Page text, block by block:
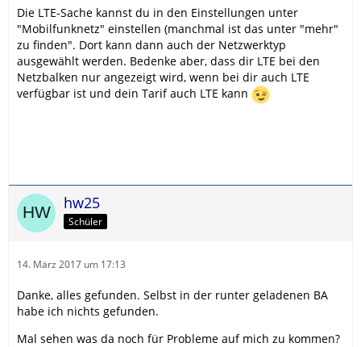
Die LTE-Sache kannst du in den Einstellungen unter
"Mobilfunknetz" einstellen (manchmal ist das unter "mehr"
zu finden". Dort kann dann auch der Netzwerktyp
ausgewählt werden. Bedenke aber, dass dir LTE bei den
Netzbalken nur angezeigt wird, wenn bei dir auch LTE
verfügbar ist und dein Tarif auch LTE kann
hw25
Schüler
14. März 2017 um 17:13
Danke, alles gefunden. Selbst in der runter geladenen BA
habe ich nichts gefunden.
Mal sehen was da noch für Probleme auf mich zu kommen?